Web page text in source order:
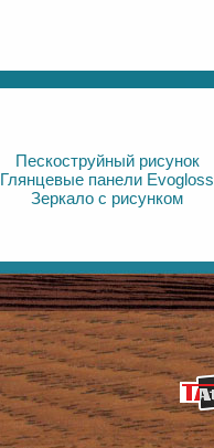
Пескоструйный рисунок
Глянцевые панели Evogloss
Зеркало с рисунком